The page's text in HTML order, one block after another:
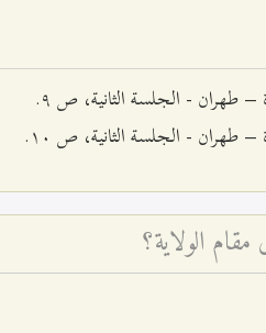
– طهران - الجلسة الثانية، ص ٩.
– طهران - الجلسة الثانية، ص ۱۰.
الولاية؟